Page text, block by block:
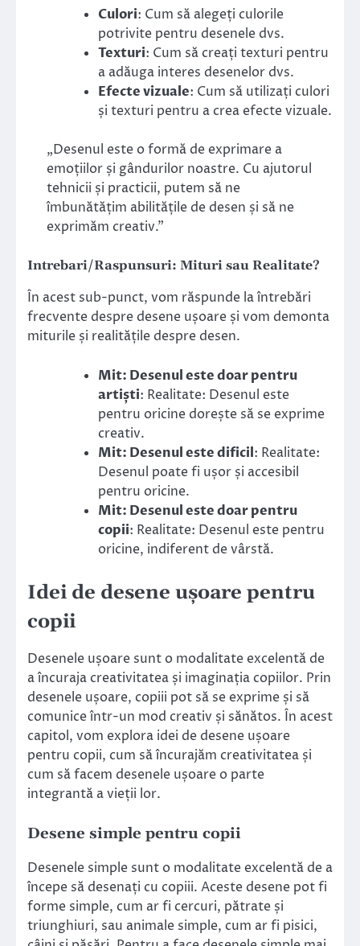
Culori: Cum să alegeți culorile
potrivite pentru desenele dvs.
Texturi: Cum să creați texturi pentru
a adăuga interes desenelor dvs.
Efecte vizuale: Cum să utilizați culori
și texturi pentru a crea efecte vizuale.
„Desenul este o formă de exprimare a
emoțiilor și gândurilor noastre. Cu ajutorul
tehnicii și practicii, putem să ne
îmbunătățim abilitățile de desen și să ne
exprimăm creativ.”
Intrebari/Raspunsuri: Mituri sau Realitate?
În acest sub-punct, vom răspunde la întrebări
frecvente despre desene ușoare și vom demonta
miturile și realitățile despre desen.
Mit: Desenul este doar pentru
artiști: Realitate: Desenul este
pentru oricine dorește să se exprime
creativ.
Mit: Desenul este dificil: Realitate:
Desenul poate fi ușor și accesibil
pentru oricine.
Mit: Desenul este doar pentru
copii: Realitate: Desenul este pentru
oricine, indiferent de vârstă.
Idei de desene ușoare pentru
copii
Desenele ușoare sunt o modalitate excelentă de
a încuraja creativitatea și imaginația copiilor. Prin
desenele ușoare, copiii pot să se exprime și să
comunice într-un mod creativ și sănătos. În acest
capitol, vom explora idei de desene ușoare
pentru copii, cum să încurajăm creativitatea și
cum să facem desenele ușoare o parte
integrantă a vieții lor.
Desene simple pentru copii
Desenele simple sunt o modalitate excelentă de a
începe să desenați cu copiii. Aceste desene pot fi
forme simple, cum ar fi cercuri, pătrate și
triunghiuri, sau animale simple, cum ar fi pisici,